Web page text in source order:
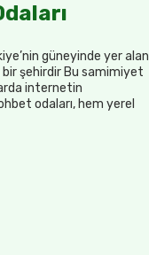
güneyinde yer alan
bir şehirdir Bu samimiyet
internetin
odaları, hem yerel